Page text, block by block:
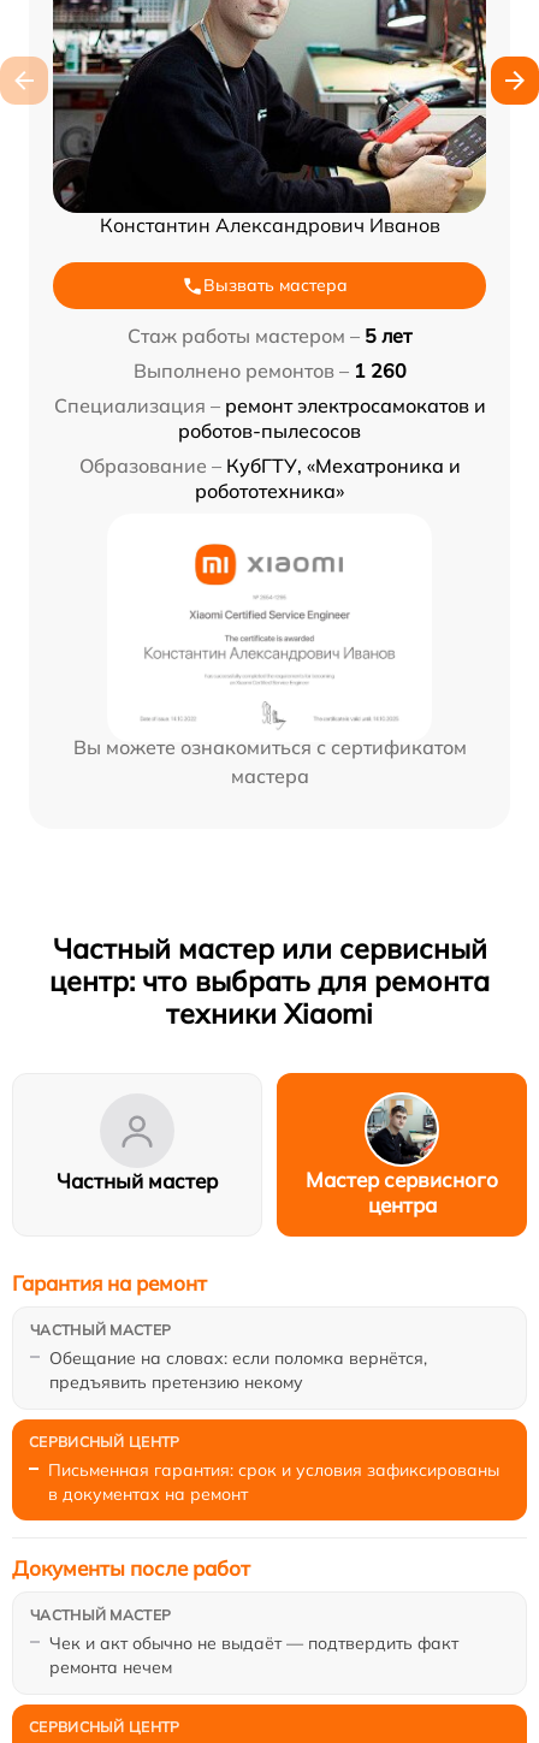
Константин Александрович Иванов
Вызвать мастера
Стаж работы мастером – 5 лет
Выполнено ремонтов – 1 260
Специализация – ремонт электросамокатов и
роботов-пылесосов
Образование – КубГТУ, «Мехатроника и
робототехника»
Вы можете ознакомиться с сертификатом
мастера
Частный мастер или сервисный
центр: что выбрать для ремонта
техники Xiaomi
Частный мастер
Мастер сервисного
центра
Обещание на словах: если поломка вернётся,
предъявить претензию некому
Гарантия на ремонт
Письменная гарантия: срок и условия зафиксированы
в документах на ремонт
Чек и акт обычно не выдаёт — подтвердить факт
ремонта нечем
Документы после работ